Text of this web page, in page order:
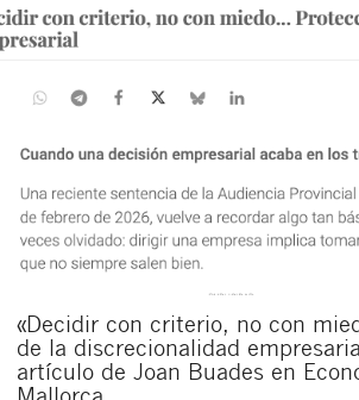
«Decidir con criterio, no con
de la discrecionalidad
artículo de Joan Buades en